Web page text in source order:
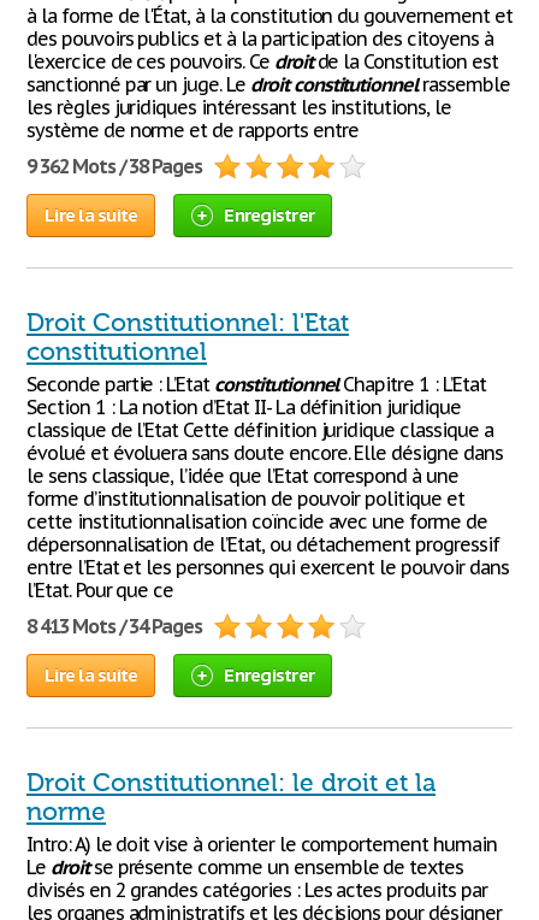
à la forme de l'État, à la constitution du gouvernement et
des pouvoirs publics et à la participation des citoyens à
l'exercice de ces pouvoirs. Ce droitde la Constitution est
sanctionné par un juge. Le droit constitutionnelrassemble
les règles juridiques intéressant les institutions, le
système de norme et de rapports entre
9 362 Mots / 38 Pages
Lire la suite Enregistrer
Droit Constitutionnel: l'Etat
constitutionnel
Seconde partie : L’Etat constitutionnelChapitre 1 : L’Etat
Section 1 : La notion d’Etat II- La définition juridique
classique de l’Etat Cette définition juridique classique a
évolué et évoluera sans doute encore. Elle désigne dans
le sens classique, l’idée que l’Etat correspond à une
forme d’institutionnalisation de pouvoir politique et
cette institutionnalisation coïncide avec une forme de
dépersonnalisation de l’Etat, ou détachement progressif
entre l’Etat et les personnes qui exercent le pouvoir dans
l’Etat. Pour que ce
8 413 Mots / 34 Pages
Lire la suite Enregistrer
Droit Constitutionnel: le droit et la
norme
Intro: A) le doit vise à orienter le comportement humain
Le droitse présente comme un ensemble de textes
divisés en 2 grandes catégories : Les actes produits par
les organes administratifs et les décisions pour désigner